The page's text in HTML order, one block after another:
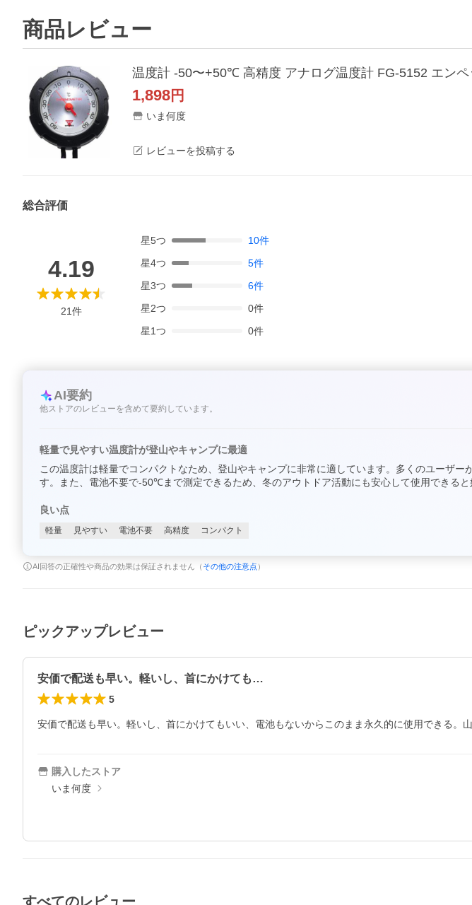
商品レビュー
温度計 -50〜+50℃ 高精度 アナログ温度計 FG-5152 エンペ
1,898円
いま何度
レビューを投稿する
総合評価
4.19
21件
星5つ 10件
星4つ 5件
星3つ 6件
星2つ 0件
星1つ 0件
AI要約
他ストアのレビューを含めて要約しています。
軽量で見やすい温度計が登山やキャンプに最適
この温度計は軽量でコンパクトなため、登山やキャンプに非常に適しています。多くのユーザ
す。また、電池不要で-50℃まで測定できるため、冬のアウトドア活動にも安心して使用できると
良い点
軽量 見やすい 電池不要 高精度 コンパクト
AI回答の正確性や商品の効果は保証されません（ その他の注意点 ）
ピックアップレビュー
安価で配送も早い。軽いし、首にかけても…
5
安価で配送も早い。軽いし、首にかけてもいい、電池もないからこのまま永久的に使用できる。
購入したストア
いま何度
すべてのレビュー